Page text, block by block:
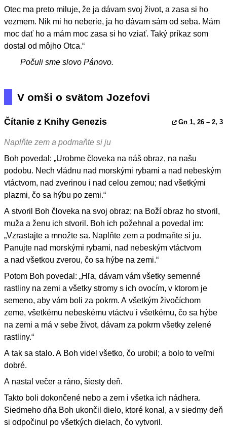
Otec ma preto miluje, že ja dávam svoj život, a zasa si ho
vezmem. Nik mi ho neberie, ja ho dávam sám od seba. Mám
moc dať ho a mám moc zasa si ho vziať. Taký príkaz som
dostal od môjho Otca.“
Počuli sme slovo Pánovo.
V omši o svätom Jozefovi
Čítanie z Knihy Genezis Gn 1, 26 – 2, 3
Naplňte zem a podmaňte si ju
Boh povedal: „Urobme človeka na náš obraz, na našu
podobu. Nech vládnu nad morskými rybami a nad nebeským
vtáctvom, nad zverinou i nad celou zemou; nad všetkými
plazmi, čo sa hýbu po zemi.“
A stvoril Boh človeka na svoj obraz; na Boží obraz ho stvoril,
muža a ženu ich stvoril. Boh ich požehnal a povedal im:
„Vzrastajte a množte sa. Naplňte zem a podmaňte si ju.
Panujte nad morskými rybami, nad nebeským vtáctvom
a nad všetkou zverou, čo sa hýbe na zemi.“
Potom Boh povedal: „Hľa, dávam vám všetky semenné
rastliny na zemi a všetky stromy s ich ovocím, v ktorom je
semeno, aby vám boli za pokrm. A všetkým živočíchom
zeme, všetkému nebeskému vtáctvu i všetkému, čo sa hýbe
na zemi a má v sebe život, dávam za pokrm všetky zelené
rastliny.“
A tak sa stalo. A Boh videl všetko, čo urobil; a bolo to veľmi
dobré.
A nastal večer a ráno, šiesty deň.
Takto boli dokončené nebo a zem i všetka ich nádhera.
Siedmeho dňa Boh ukončil dielo, ktoré konal, a v siedmy deň
si odpočinul po všetkých dielach, čo vytvoril.